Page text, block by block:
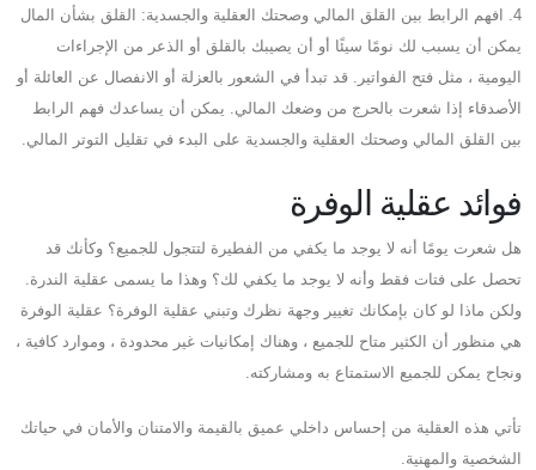
4. افهم الرابط بين القلق المالي وصحتك العقلية والجسدية: القلق بشأن المال
يمكن أن يسبب لك نومًا سيئًا أو أن يصيبك بالقلق أو الذعر من الإجراءات
اليومية ، مثل فتح الفواتير. قد تبدأ في الشعور بالعزلة أو الانفصال عن العائلة أو
الأصدقاء إذا شعرت بالحرج من وضعك المالي. يمكن أن يساعدك فهم الرابط
بين القلق المالي وصحتك العقلية والجسدية على البدء في تقليل التوتر المالي.
فوائد عقلية الوفرة
هل شعرت يومًا أنه لا يوجد ما يكفي من الفطيرة لتتجول للجميع؟ وكأنك قد
تحصل على فتات فقط وأنه لا يوجد ما يكفي لك؟ وهذا ما يسمى عقلية الندرة.
ولكن ماذا لو كان بإمكانك تغيير وجهة نظرك وتبني عقلية الوفرة؟ عقلية الوفرة
هي منظور أن الكثير متاح للجميع ، وهناك إمكانيات غير محدودة ، وموارد كافية ،
ونجاح يمكن للجميع الاستمتاع به ومشاركته.
تأتي هذه العقلية من إحساس داخلي عميق بالقيمة والامتنان والأمان في حياتك
الشخصية والمهنية.